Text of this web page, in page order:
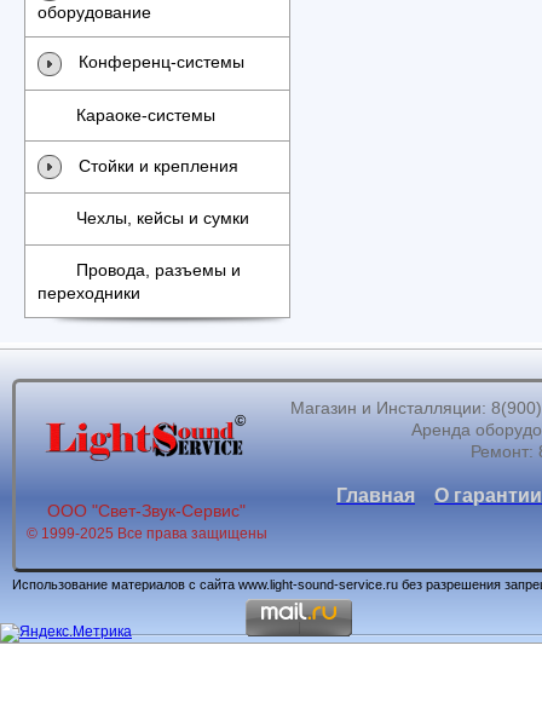
оборудование
Конференц-системы
Караоке-системы
Стойки и крепления
Чехлы, кейсы и сумки
Провода, разъемы и
переходники
Магазин и Инсталляции:
Аренда
Ремонт:
ООО "Свет-Звук-Сервис"
© 1999-2025 Все права защищены
Главная О гарантии
Использование материалов с сайта www.light-sound-service.ru без разрешения